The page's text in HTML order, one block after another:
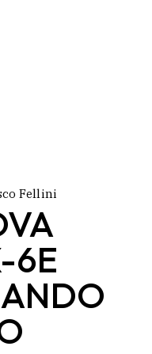
Fellini
6E